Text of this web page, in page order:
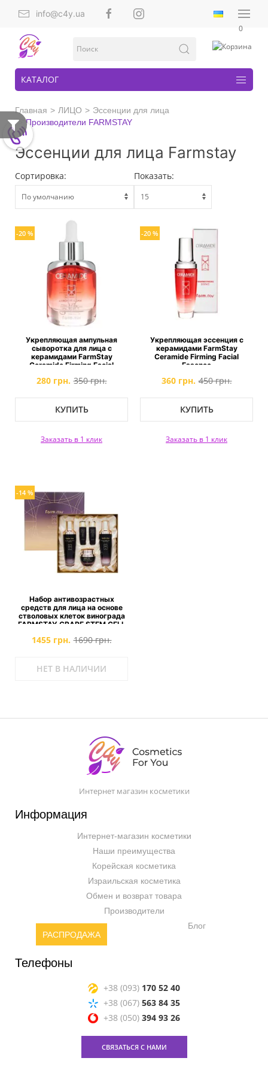
info@c4y.ua
0
КАТАЛОГ
Главная ЛИЦО
Эссенции для лица
Производители FARMSTAY
Эссенции для лица Farmstay
Сортировка: Показать:
-20 %
Укрепляющая ампульная
сыворотка для лица с
керамидами FarmStay
Ceramide Firming Facial
280 грн. 350 грн.
КУПИТЬ
Заказать в 1 клик
-20 %
Укрепляющая эссенция с
керамидами FarmStay
Ceramide Firming Facial
Essence
360 грн. 450 грн.
КУПИТЬ
Заказать в 1 клик
-14 %
Набор антивозрастных
средств для лица на основе
стволовых клеток винограда
FARMSTAY GRAPE STEM CELL
1455 грн. 1690 грн.
НЕТ В НАЛИЧИИ
Интернет магазин косметики
Информация
Интернет-магазин косметики
Наши преимущества
Корейская косметика
Израильская косметика
Обмен и возврат товара
Производители
РАСПРОДАЖА
Блог
Телефоны
+38 (093) 170 52 40
+38 (067) 563 84 35
+38 (050) 394 93 26
СВЯЗАТЬСЯ С НАМИ